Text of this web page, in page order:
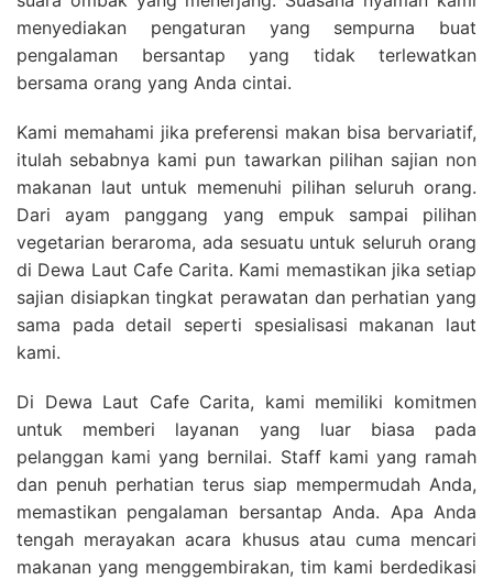
menyediakan pengaturan yang sempurna buat
pengalaman bersantap yang tidak terlewatkan
bersama orang yang Anda cintai.
Kami memahami jika preferensi makan bisa bervariatif,
itulah sebabnya kami pun tawarkan pilihan sajian non
makanan laut untuk memenuhi pilihan seluruh orang.
Dari ayam panggang yang empuk sampai pilihan
vegetarian beraroma, ada sesuatu untuk seluruh orang
di Dewa Laut Cafe Carita. Kami memastikan jika setiap
sajian disiapkan tingkat perawatan dan perhatian yang
sama pada detail seperti spesialisasi makanan laut
kami.
Di Dewa Laut Cafe Carita, kami memiliki komitmen
untuk memberi layanan yang luar biasa pada
pelanggan kami yang bernilai. Staff kami yang ramah
dan penuh perhatian terus siap mempermudah Anda,
memastikan pengalaman bersantap Anda. Apa Anda
tengah merayakan acara khusus atau cuma mencari
makanan yang menggembirakan, tim kami berdedikasi